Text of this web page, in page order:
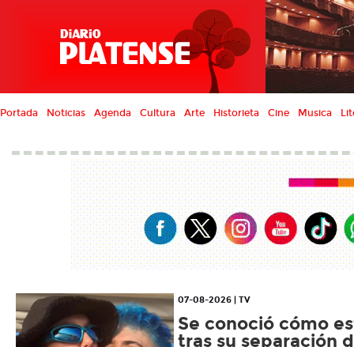
Portada Noticias Agenda Cultura Arte Historieta Cine Musica
07-08-2026 | TV
Se conoció cómo
tras su separación